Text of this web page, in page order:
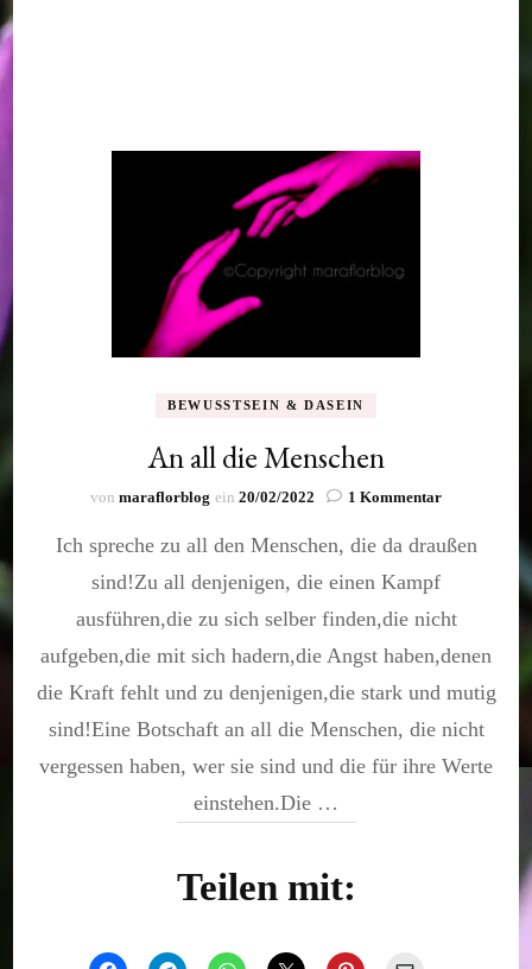
BEWUSSTSEIN & DASEIN
An all die Menschen
von maraflorblog ein 20/02/2022 1 Kommentarzu
all
Ich spreche zu all den Menschen, die da draußen
sind!Zu all denjenigen, die einen Kampf
ausführen,die zu sich selber finden,die nicht
aufgeben,die mit sich hadern,die Angst haben,denen
die Kraft fehlt und zu denjenigen,die stark und mutig
sind!Eine Botschaft an all die Menschen, die nicht
vergessen haben, wer sie sind und die für ihre Werte
einstehen.Die …
Teilen mit: